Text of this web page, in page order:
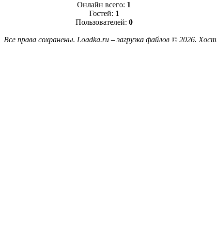
Онлайн всего: 1
Гостей: 1
Пользователей: 0
Все права сохранены. Loadka.ru – загрузка файлов © 2026.